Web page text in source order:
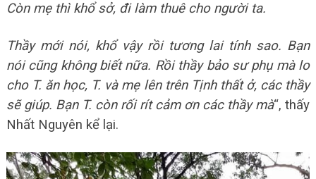
Còn mẹ thì khổ sở, đi làm thuê cho người ta.
Thầy mới nói, khổ vậy rồi tương lai tính sao. Bạn
nói cũng không biết nữa. Rồi thầy bảo sư phụ mà lo
cho T. ăn học, T. và mẹ lên trên Tịnh thất ở, các thầy
sẽ giúp. Bạn T. còn rối rít cảm ơn các thầy mà“, thấy
Nhất Nguyên kể lại.